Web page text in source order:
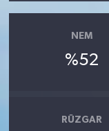
NEM
%52
RÜZGAR
Yaşam